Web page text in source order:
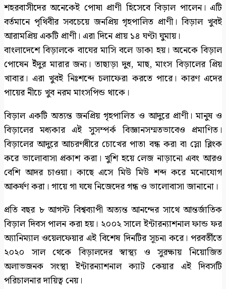
শহরবাসীদের অনেকেই পোষা প্রাণী হিসেবে বিড়াল পালেন। এটি
বর্তমানে পৃথিবীর সবচেয়ে জনপ্রিয় গৃহপালিত প্রাণী। বিড়াল খুবই
আরামপ্রিয় একটি প্রাণী। এরা দিনে প্রায় ১৪ ঘণ্টা ঘুমায়।
বাংলাদেশে বিড়ালকে বাঘের মাসি বলে ডাকা হয়। অনেকে বিড়াল
পোষেন ইঁদুর মারার জন্য। তাছাড়া দুধ, মাছ, মাংস বিড়ালের প্রিয়
খাবার। এরা খুবই নিঃশব্দে চলাফেরা করতে পারে। কারণ এদের
পায়ের নীচে খুব নরম মাংসপিন্ড থাকে।
বিড়াল একটি অত্যন্ত জনপ্রিয় গৃহপালিত ও আদুরে প্রাণী। মানুষ ও
বিড়ালের মধ্যকার এই সুসম্পর্ক বিজ্ঞানসম্মতভাবেও প্রমাণিত।
বিড়ালের আদুরে আচরণধীরে চোখের পাতা বন্ধ করা বা স্লো ব্লিংক
করে ভালোবাসা প্রকাশ করা। খুশি হয়ে লেজ নাড়ানো এবং আরও
বেশি আদর চাওয়া। কাছে এসে মিউ মিউ শব্দ করে মনোযোগ
আকর্ষণ করা। গায়ে গা ঘষে নিজেদের গন্ধ ও ভালোবাসা জানানো।
প্রতি বছর ৮ আগস্ট বিশ্বব্যাপী অত্যন্ত আনন্দের সাথে আন্তর্জাতিক
বিড়াল দিবস পালন করা হয়। ২০০২ সালে ইন্টারন্যাশনাল ফান্ড ফর
অ্যানিম্যাল ওয়েলফেয়ার এই বিশেষ দিনটির সূচনা করে। পরবর্তীতে
২০২০ সাল থেকে বিড়ালদের স্বাস্থ্য ও সুরক্ষায় নিয়োজিত
অলাভজনক সংস্থা ইন্টারন্যাশনাল ক্যাট কেয়ার এই দিবসটি
পরিচালনার দায়িত্ব নেয়।